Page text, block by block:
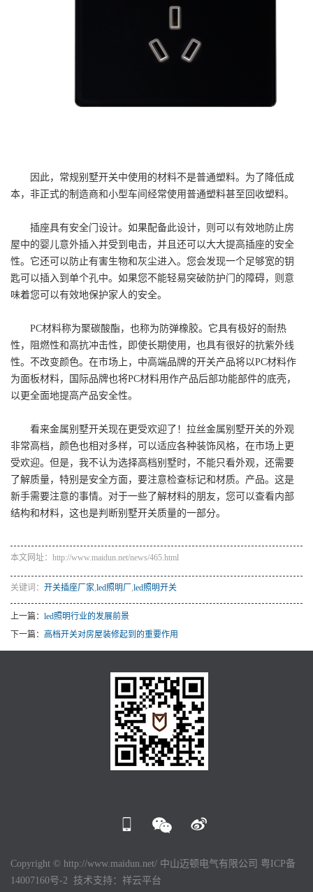
因此，常规别墅开关中使用的材料不是普通塑料。为了降低成
本，非正式的制造商和小型车间经常使用普通塑料甚至回收塑料。
插座具有安全门设计。如果配备此设计，则可以有效地防止房
屋中的婴儿意外插入并受到电击，并且还可以大大提高插座的安全
性。它还可以防止有害生物和灰尘进入。您会发现一个足够宽的钥
匙可以插入到单个孔中。如果您不能轻易突破防护门的障碍，则意
味着您可以有效地保护家人的安全。
PC材料称为聚碳酸酯，也称为防弹橡胶。它具有极好的耐热
性，阻燃性和高抗冲击性，即使长期使用，也具有很好的抗紫外线
性。不改变颜色。在市场上，中高端品牌的开关产品将以PC材料作
为面板材料，国际品牌也将PC材料用作产品后部功能部件的底壳，
以更全面地提高产品安全性。
看来金属别墅开关现在更受欢迎了！拉丝金属别墅开关的外观
非常高档，颜色也相对多样，可以适应各种装饰风格，在市场上更
受欢迎。但是，我不认为选择高档别墅时，不能只看外观，还需要
了解质量，特别是安全方面，要注意检查标记和材质。产品。这是
新手需要注意的事情。对于一些了解材料的朋友，您可以查看内部
结构和材料，这也是判断别墅开关质量的一部分。
本文网址：http://www.maidun.net/news/465.html
关键词： 开关插座厂家 led照明厂 led照明开关
上一篇： led照明行业的发展前景
下一篇： 高档开关对房屋装修起到的重要作用
Copyright © http://www.maidun.net/ 中山迈顿电气有限公司 粤ICP备
14007160号-2 技术支持： 祥云平台